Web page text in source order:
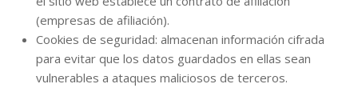
(empresas de afiliación).
Cookies de seguridad: almacenan información cifrada
para evitar que los datos guardados en ellas sean
vulnerables a ataques maliciosos de terceros.